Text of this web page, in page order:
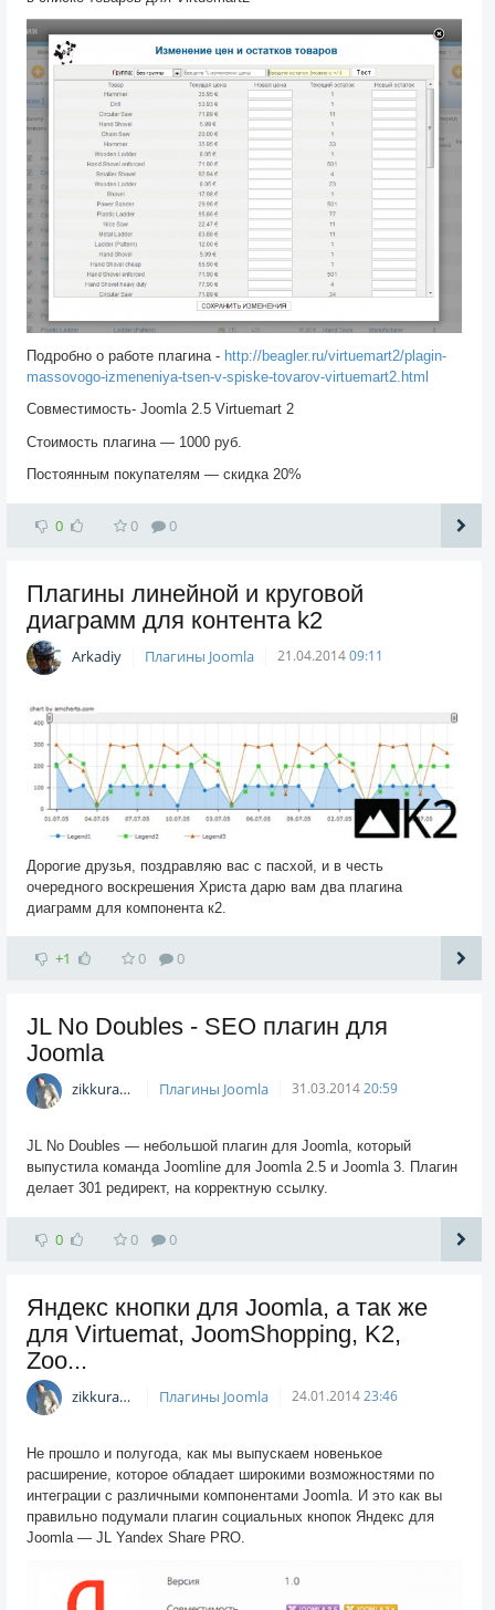
Подробно о работе плагина - http://beagler.ru/virtuemart2/plagin-
massovogo-izmeneniya-tsen-v-spiske-tovarov-virtuemart2.html
Совместимость- Joomla 2.5 Virtuemart 2
Стоимость плагина — 1000 руб.
Постоянным покупателям — скидка 20%
0 0 0
Плагины линейной и круговой
диаграмм для контента k2
Arkadiy Плагины Joomla 21.04.201409:11
Дорогие друзья, поздравляю вас с пасхой, и в честь
очередного воскрешения Христа дарю вам два плагина
диаграмм для компонента к2.
+1 0 0
JL No Doubles - SEO плагин для
Joomla
zikkuratvk Плагины Joomla 31.03.2014 20:59
JL No Doubles — небольшой плагин для Joomla, который
выпустила команда Joomline для Joomla 2.5 и Joomla 3. Плагин
делает 301 редирект, на корректную ссылку.
0 0 0
Яндекс кнопки для Joomla, а так же
для Virtuemat, JoomShopping, K2,
Zoo...
zikkuratvk Плагины Joomla 24.01.2014 23:46
Не прошло и полугода, как мы выпускаем новенькое
расширение, которое обладает широкими возможностями по
интеграции с различными компонентами Joomla. И это как вы
правильно подумали плагин социальных кнопок Яндекс для
Joomla — JL Yandex Share PRO.